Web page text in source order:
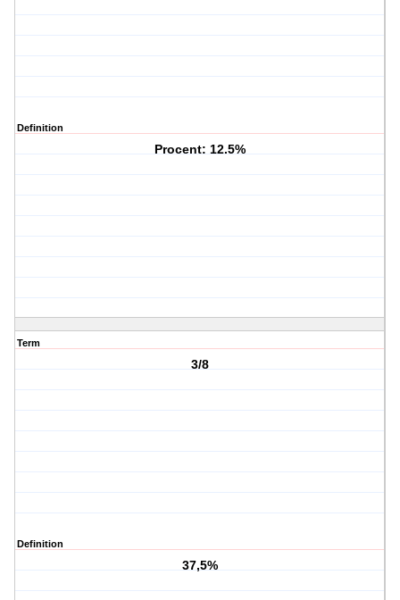
Definition
Procent: 12.5%
Term
3/8
Definition
37,5%